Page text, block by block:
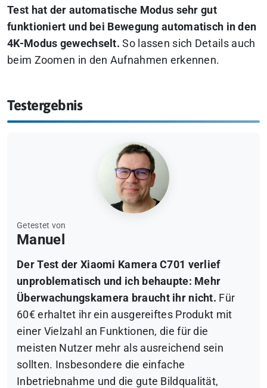
Test hat der automatische Modus sehr gut
funktioniert und bei Bewegung automatisch in den
4K-Modus gewechselt. So lassen sich Details auch
beim Zoomen in den Aufnahmen erkennen.
Testergebnis
Getestet von
Manuel
Der Test der Xiaomi Kamera C701 verlief
unproblematisch und ich behaupte: Mehr
Überwachungskamera braucht ihr nicht. Für
60€ erhaltet ihr ein ausgereiftes Produkt mit
einer Vielzahl an Funktionen, die für die
meisten Nutzer mehr als ausreichend sein
sollten. Insbesondere die einfache
Inbetriebnahme und die gute Bildqualität,